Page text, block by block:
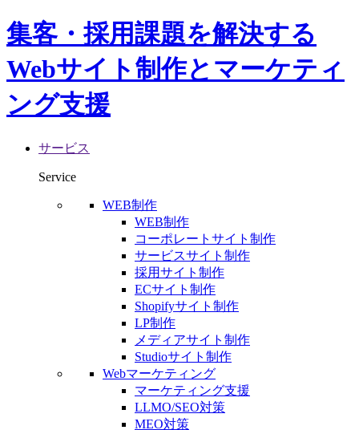
集客・採用課題を解決する
Webサイト制作とマーケティ
ング支援
サービス
Service
WEB制作
WEB制作
コーポレートサイト制作
サービスサイト制作
採用サイト制作
ECサイト制作
Shopifyサイト制作
LP制作
メディアサイト制作
Studioサイト制作
Webマーケティング
マーケティング支援
LLMO/SEO対策
MEO対策